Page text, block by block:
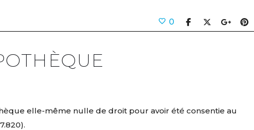
0
elle-même nulle de droit pour avoir été consentie au